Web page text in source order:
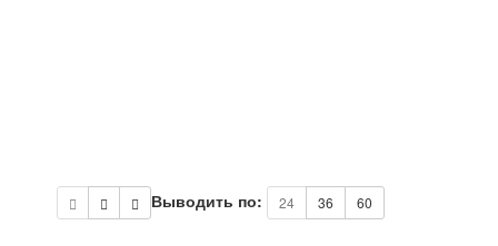
Выводить по: 24 36 60